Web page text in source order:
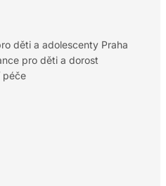
děti a adolescenty Praha
pro děti a dorost
péče